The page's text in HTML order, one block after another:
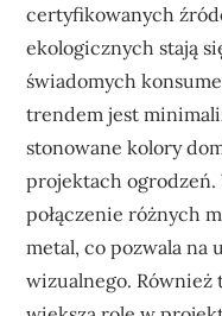
certyfikowanych
ekologicznych stają
świadomych
trendem jest
stonowane kolory
projektach ogrodzeń.
połączenie różnych
metal, co pozwala na
wizualnego. Również